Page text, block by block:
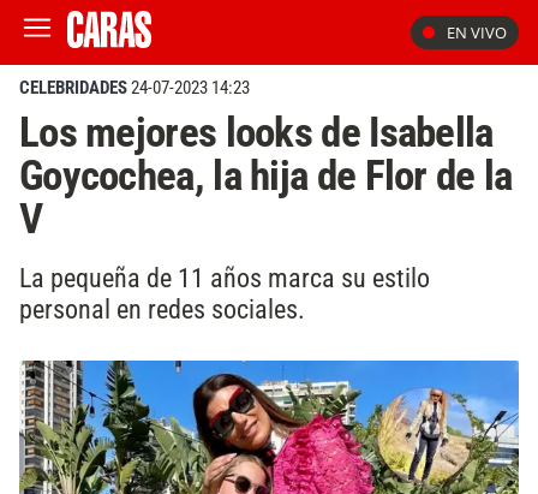
EN VIVO
CELEBRIDADES24-07-2023 14:23
Los mejores looks de Isabella
Goycochea, la hija de Flor de la
V
La pequeña de 11 años marca su estilo
personal en redes sociales.